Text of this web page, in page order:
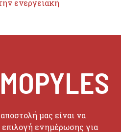
ενεργειακή
μας είναι να
ενημέρωσης για